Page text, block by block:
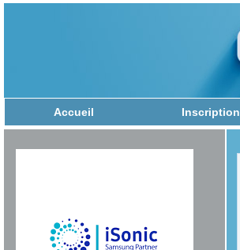
Accueil Inscription